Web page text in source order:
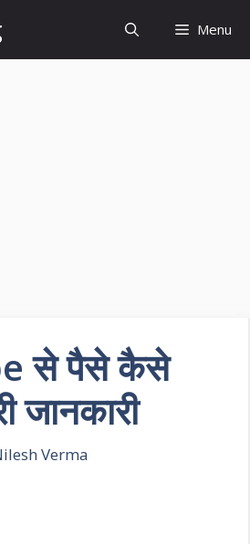
Menu
से पैसे कैसे
जानकारी
Verma